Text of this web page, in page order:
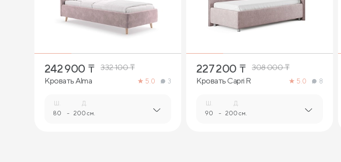
3
242 900 ₸ 332 100₸
Кровать Alma
5.0 3
Ш.
80 -
Д.
200 см.
3
227 200 ₸ 308 000₸
Кровать Capri R
5.0 8
Ш.
90 -
Д.
200 см.